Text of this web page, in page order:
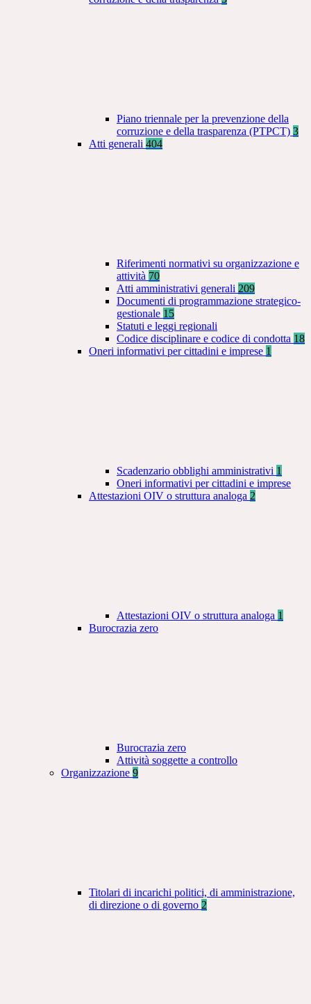
Piano triennale per la prevenzione della
corruzione e della trasparenza (PTPCT) 3
Atti generali 404
Riferimenti normativi su organizzazione e
attività 70
Atti amministrativi generali 209
Documenti di programmazione strategico-
gestionale 15
Statuti e leggi regionali
Codice disciplinare e codice di condotta 18
Oneri informativi per cittadini e imprese 1
Scadenzario obblighi amministrativi 1
Oneri informativi per cittadini e imprese
Attestazioni OIV o struttura analoga 2
Attestazioni OIV o struttura analoga 1
Burocrazia zero
Burocrazia zero
Attività soggette a controllo
Organizzazione 9
Titolari di incarichi politici, di amministrazione,
di direzione o di governo 2